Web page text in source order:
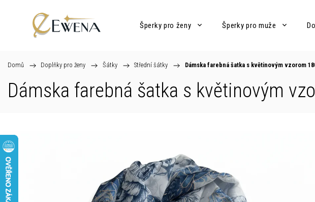
Šperky pro ženy Šperky pro muže
Domů / Doplňky pro ženy / Šátky / Střední šátky / Dámska farebná šatka s květinovým vzorom
Dámska farebná šatka s květinovým